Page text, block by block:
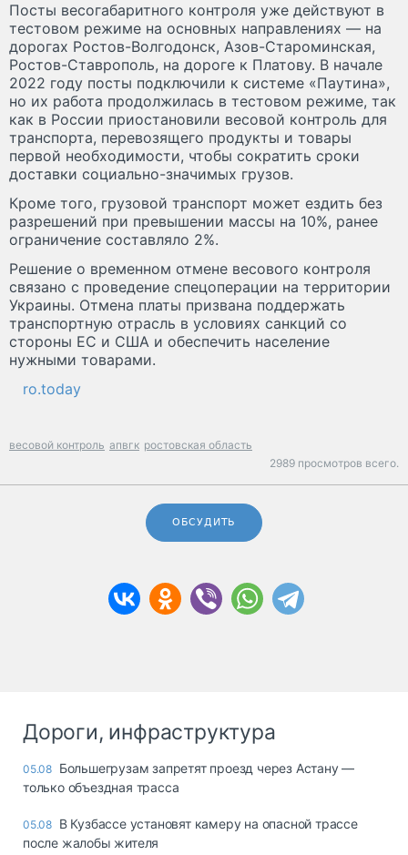
Посты весогабаритного контроля уже действуют в
тестовом режиме на основных направлениях — на
дорогах Ростов-Волгодонск, Азов-Староминская,
Ростов-Ставрополь, на дороге к Платову. В начале
2022 году посты подключили к системе «Паутина»,
но их работа продолжилась в тестовом режиме, так
как в России приостановили весовой контроль для
транспорта, перевозящего продукты и товары
первой необходимости, чтобы сократить сроки
доставки социально-значимых грузов.
Кроме того, грузовой транспорт может ездить без
разрешений при превышении массы на 10%, ранее
ограничение составляло 2%.
Решение о временном отмене весового контроля
связано с проведение спецоперации на территории
Украины. Отмена платы призвана поддержать
транспортную отрасль в условиях санкций со
стороны ЕС и США и обеспечить население
нужными товарами.
ro.today
весовой контроль апвгк ростовская область
2989 просмотров всего.
ОБСУДИТЬ
Дороги, инфраструктура
05.08 Большегрузам запретят проезд через Астану —
только объездная трасса
05.08 В Кузбассе установят камеру на опасной трассе
после жалобы жителя